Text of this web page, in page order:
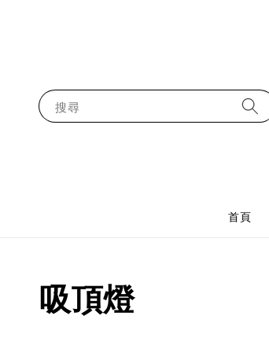
搜尋
首頁
吸頂燈